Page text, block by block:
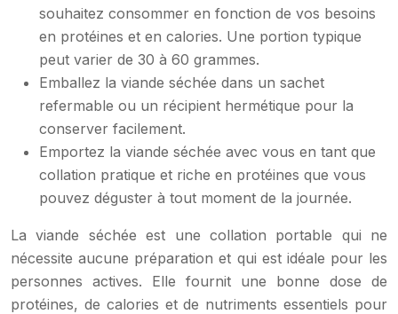
souhaitez consommer en fonction de vos besoins
en protéines et en calories. Une portion typique
peut varier de 30 à 60 grammes.
Emballez la viande séchée dans un sachet
refermable ou un récipient hermétique pour la
conserver facilement.
Emportez la viande séchée avec vous en tant que
collation pratique et riche en protéines que vous
pouvez déguster à tout moment de la journée.
La viande séchée est une collation portable qui ne
nécessite aucune préparation et qui est idéale pour les
personnes actives. Elle fournit une bonne dose de
protéines, de calories et de nutriments essentiels pour